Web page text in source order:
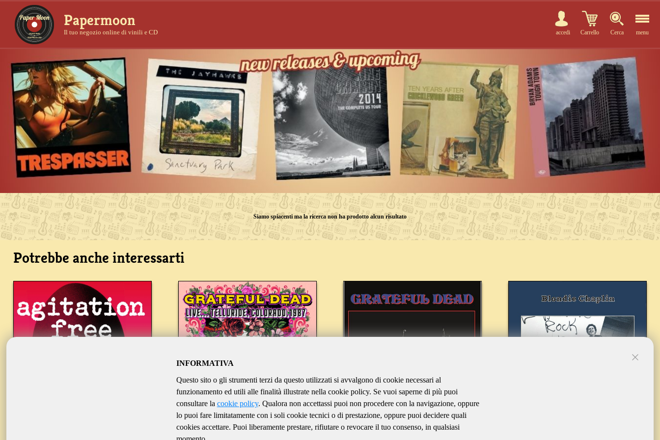
Papermoon
Il tuo negozio online di vinili e CD accedi Carrello Cerca menu
Siamo spiacenti ma la ricerca non ha prodotto alcun risultato
Potrebbe anche interessarti
GRATEFUL DEAD GRATEFUL DEAD
INFORMATIVA
Questo sito o gli strumenti terzi da questo utilizzati si avvalgono di cookie necessari al
funzionamento ed utili alle finalità illustrate nella cookie policy. Se vuoi saperne di più puoi
consultare la cookie policy. Qualora non accettassi puoi non procedere con la navigazione, oppure
lo puoi fare limitatamente con i soli cookie tecnici o di prestazione, oppure puoi decidere quali
cookies accettare. Puoi liberamente prestare, rifiutare o revocare il tuo consenso, in qualsiasi